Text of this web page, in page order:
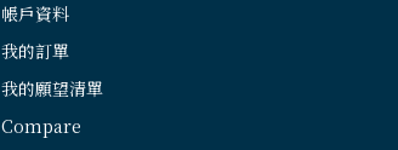
帳戶資料
我的訂單
我的願望清單
Compare